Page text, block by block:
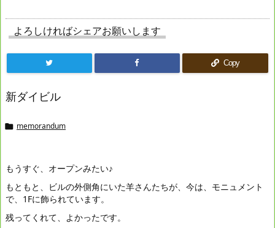
よろしければシェアお願いします
Copy
新ダイビル
 memorandum
もうすぐ、オープンみたい♪
もともと、ビルの外側角にいた羊さんたちが、今は、モニュメント
で、1Fに飾られています。
残ってくれて、よかったです。